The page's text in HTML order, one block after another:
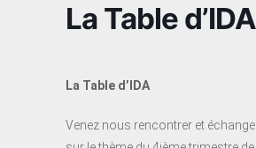
La Table d’IDA
La Table d’IDA
Venez nous rencontrer et